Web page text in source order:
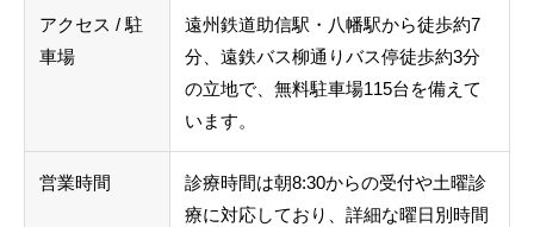
アクセス / 駐
車場
遠州鉄道助信駅・八幡駅から徒歩約7
分、遠鉄バス柳通りバス停徒歩約3分
の立地で、無料駐車場115台を備えて
います。
営業時間
診療時間は朝8:30からの受付や土曜診
療に対応しており、詳細な曜日別時間